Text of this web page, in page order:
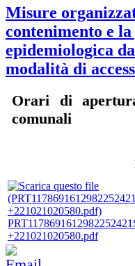
Misure
contenimento e la
epidemiologica
modalità di
Orari di
comunali
+221021020580.pdf